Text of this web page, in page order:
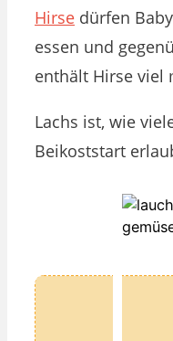
Hirse dürfen
essen und
enthält Hirse viel
Lachs ist, wie
Beikoststart